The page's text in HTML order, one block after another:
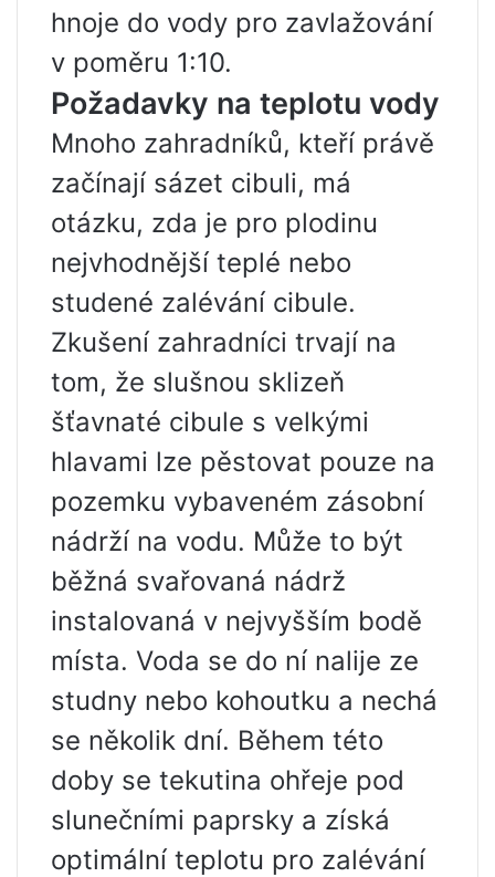
hnoje do vody pro zavlažování
v poměru 1:10.
Požadavky na teplotu vody
Mnoho zahradníků, kteří právě
začínají sázet cibuli, má
otázku, zda je pro plodinu
nejvhodnější teplé nebo
studené zalévání cibule.
Zkušení zahradníci trvají na
tom, že slušnou sklizeň
šťavnaté cibule s velkými
hlavami lze pěstovat pouze na
pozemku vybaveném zásobní
nádrží na vodu. Může to být
běžná svařovaná nádrž
instalovaná v nejvyšším bodě
místa. Voda se do ní nalije ze
studny nebo kohoutku a nechá
se několik dní. Během této
doby se tekutina ohřeje pod
slunečními paprsky a získá
optimální teplotu pro zalévání